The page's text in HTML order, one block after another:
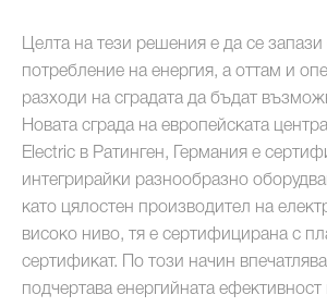
Целта на тези решения е да се
потребление на енергия, а оттам и
разходи на сградата да бъдат
Новата сграда на европейската
Electric в Ратинген, Германия е
интегрирайки разнообразно
като цялостен производител на
високо ниво, тя е сертифицирана с
сертификат. По този начин
подчертава енергийната ефективност